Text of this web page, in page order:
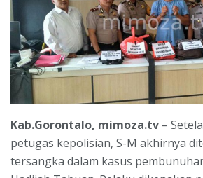
Kab.Gorontalo, mimoza.tv –
petugas kepolisian, S-M akhirnya
tersangka dalam kasus